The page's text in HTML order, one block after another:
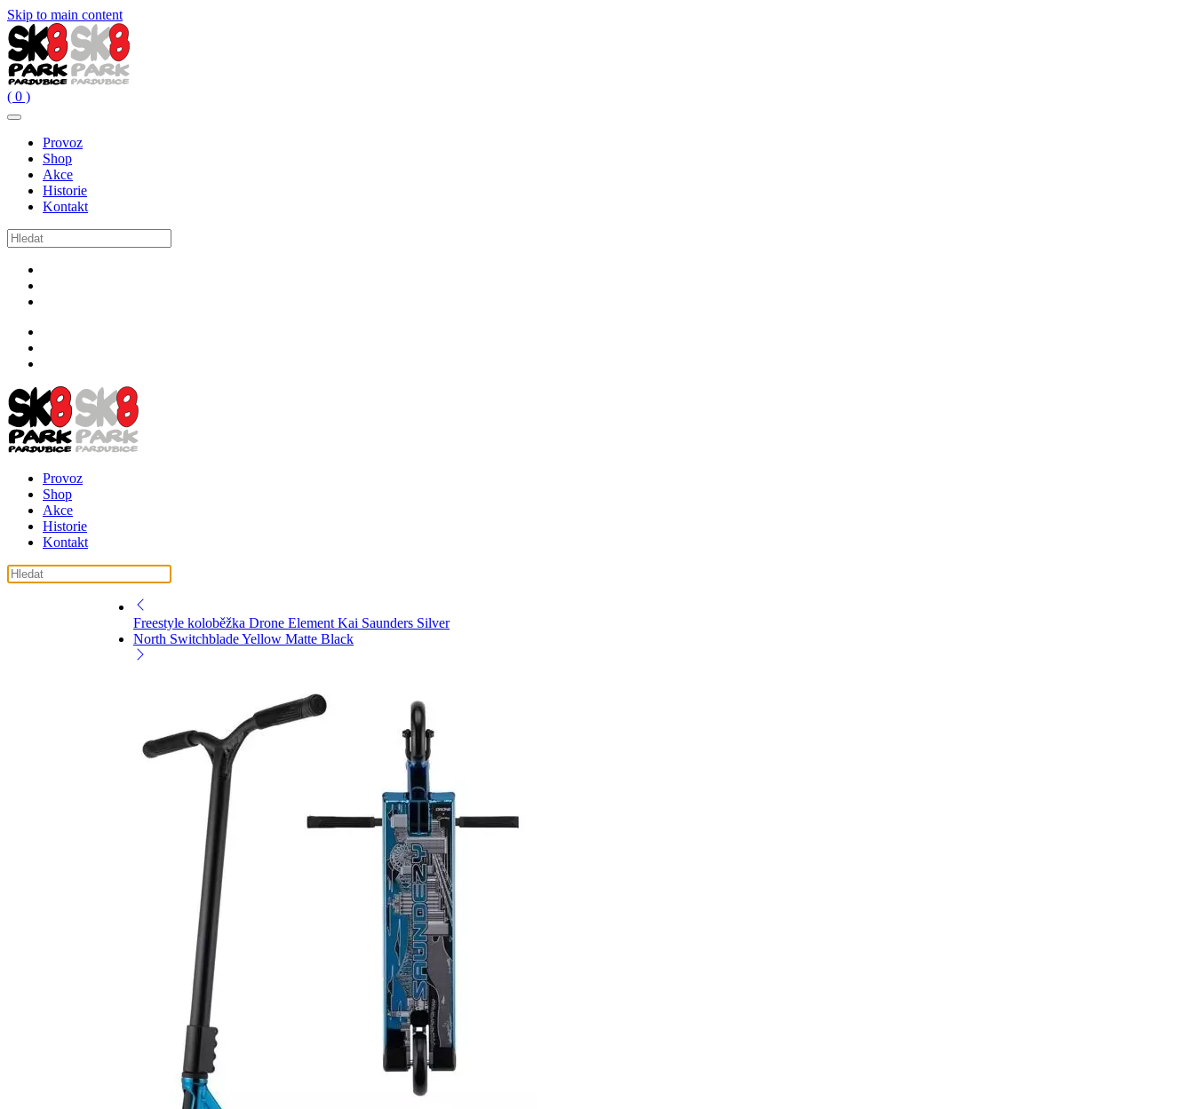
Skip to main content
( 0 )
Provoz
Shop
Akce
Historie
Kontakt
Provoz
Shop
Akce
Historie
Kontakt
Freestyle koloběžka Drone Element Kai Saunders Silver
North Switchblade Yellow Matte Black